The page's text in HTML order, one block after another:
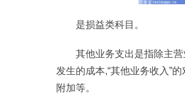
是损益类科目。
其他业务支出是指除主
发生的成本,“其他业务收入”
附加等。